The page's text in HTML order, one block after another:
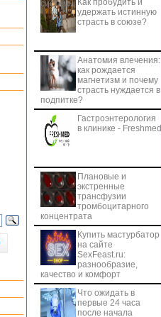
системы Как пробудить и
удержать истинную
страсть в союзе?
Анатомия влечения:
как рождается
магнетизм и почему
страсть нуждается в
подпитке?
Гастроэнтерология
в клинике - Freshmed
Плановые и
экстренные
трансфузии
тромбоцитарного
концентрата
Купить мастурбатор
на сайте
SexFeast.ru:
разнообразие,
качество и комфорт
Что ожидать в
первые 24 часа
после начала